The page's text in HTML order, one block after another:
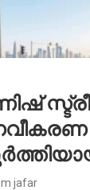
jafar